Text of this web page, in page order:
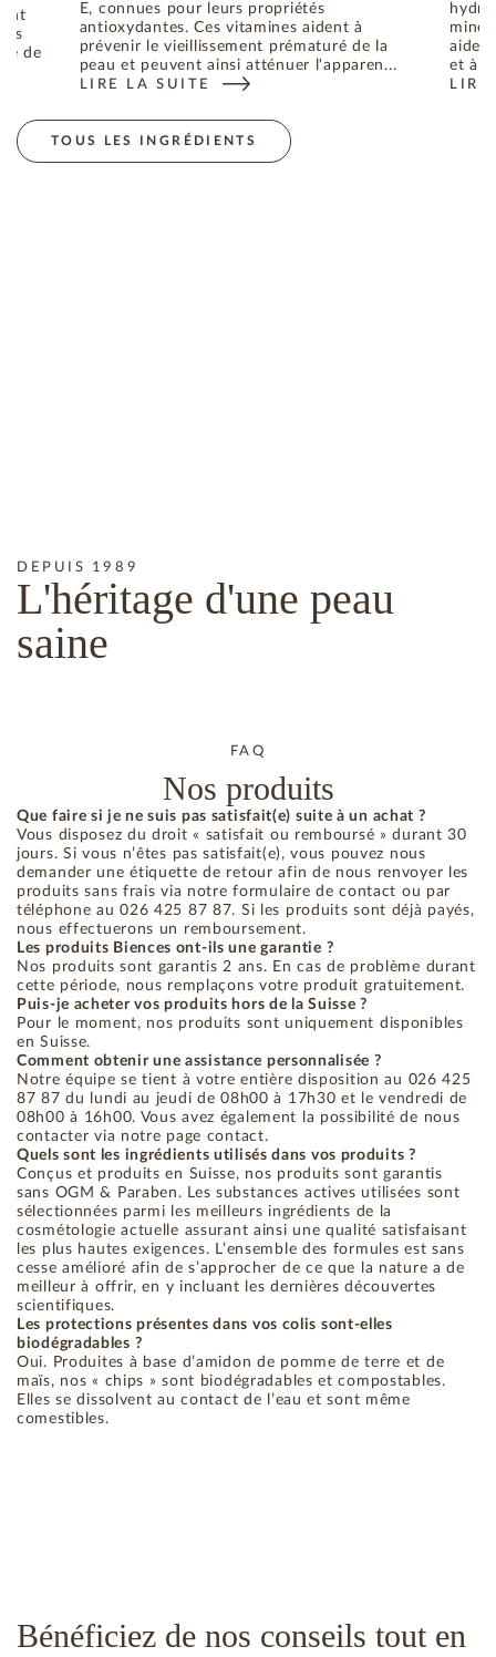
de
E, connues pour leurs propriétés
antioxydantes. Ces vitamines aident à
prévenir le vieillissement prématuré de la
peau et peuvent ainsi atténuer l'apparen...
LIRE LA SUITE
: L'HUILE D'ABRICOT, L'INGRÉDIENT AUX
et à
:
TOUS LES INGRÉDIENTS
DEPUIS 1989
L'héritage d'une peau
saine
FAQ
Nos produits
Que faire si je ne suis pas satisfait(e) suite à un achat ?
Vous disposez du droit « satisfait ou remboursé » durant 30
jours. Si vous n’êtes pas satisfait(e), vous pouvez nous
demander une étiquette de retour afin de nous renvoyer les
produits sans frais via notre formulaire de contact ou par
téléphone au 026 425 87 87. Si les produits sont déjà payés,
nous effectuerons un remboursement.
Les produits Biences ont-ils une garantie ?
Nos produits sont garantis 2 ans. En cas de problème durant
cette période, nous remplaçons votre produit gratuitement.
Puis-je acheter vos produits hors de la Suisse ?
Pour le moment, nos produits sont uniquement disponibles
en Suisse.
Comment obtenir une assistance personnalisée ?
Notre équipe se tient à votre entière disposition au 026 425
87 87 du lundi au jeudi de 08h00 à 17h30 et le vendredi de
08h00 à 16h00. Vous avez également la possibilité de nous
contacter via notre page contact.
Quels sont les ingrédients utilisés dans vos produits ?
Conçus et produits en Suisse, nos produits sont garantis
sans OGM & Paraben. Les substances actives utilisées sont
sélectionnées parmi les meilleurs ingrédients de la
cosmétologie actuelle assurant ainsi une qualité satisfaisant
les plus hautes exigences. L’ensemble des formules est sans
cesse amélioré afin de s’approcher de ce que la nature a de
meilleur à offrir, en y incluant les dernières découvertes
scientifiques.
Les protections présentes dans vos colis sont-elles
biodégradables ?
Oui. Produites à base d’amidon de pomme de terre et de
maïs, nos « chips » sont biodégradables et compostables.
Elles se dissolvent au contact de l’eau et sont même
comestibles.
Bénéficiez de nos conseils tout en